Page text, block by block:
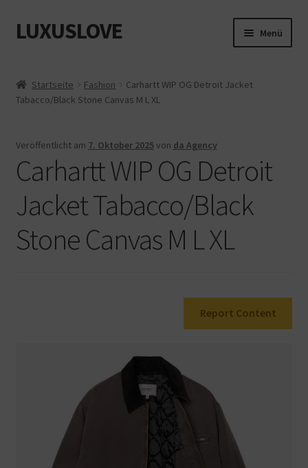
Zur
Navigation
Zum
Inhalt
LUXUSLOVE Menü
Cookie-Richtlinie (EU)
Datenschutz
Impressum
Kasse
Mein Konto
Startseite Fashion
Carhartt WIP OG Detroit Jacket
Tabacco/Black Stone Canvas M L XL
Veröffentlicht am 7. Oktober 2025von da Agency
Carhartt WIP OG Detroit
Jacket Tabacco/Black
Stone Canvas M L XL
Report Content